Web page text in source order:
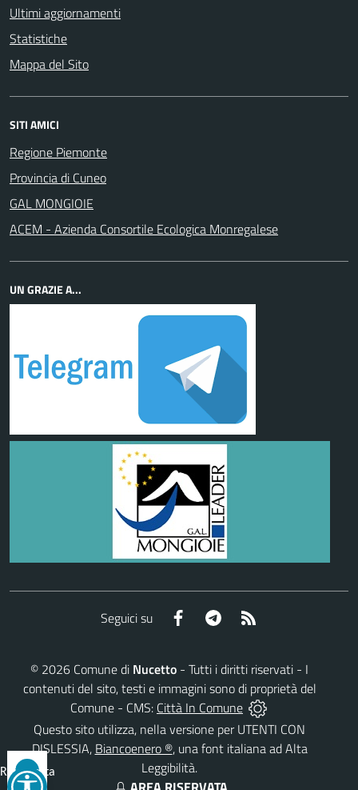
Ultimi aggiornamenti
Statistiche
Mappa del Sito
SITI AMICI
Regione Piemonte
Provincia di Cuneo
GAL MONGIOIE
ACEM - Azienda Consortile Ecologica Monregalese
UN GRAZIE A...
Seguici su Facebook Telegram
© 2026 Comune di Nucetto - Tutti i diritti riservati - I
contenuti del sito, testi e immagini sono di proprietà del
Comune - CMS: Città In Comune
Questo sito utilizza, nella versione per UTENTI CON
DISLESSIA, Biancoenero ®, una font italiana ad Alta
Leggibilità.
Reimposta
tutto